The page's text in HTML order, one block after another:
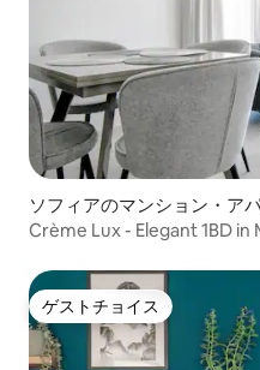
ソフィアのマンション・ア
Crème Lux - Elegant 1BD in
ゲストチョイス
ゲストチョイス